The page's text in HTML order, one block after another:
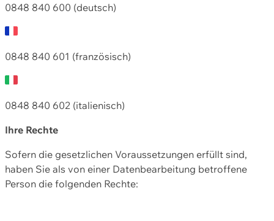
0848 840 600 (deutsch)
0848 840 601 (französisch)
0848 840 602 (italienisch)
Ihre Rechte
Sofern die gesetzlichen Voraussetzungen erfüllt sind,
haben Sie als von einer Datenbearbeitung betroffene
Person die folgenden Rechte: